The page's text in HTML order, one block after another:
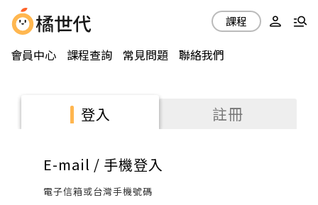
會員中心 課程查詢 常見問題 聯絡我們
課程
登入 註冊
E-mail / 手機登入
電子信箱或台灣手機號碼